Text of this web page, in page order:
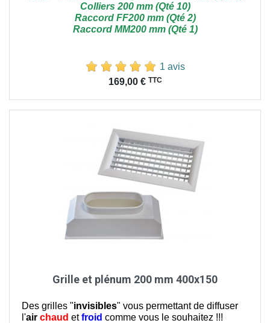
Colliers 200 mm (Qté 10)
Raccord FF200 mm (Qté 2)
Raccord MM200 mm (Qté 1)
1 avis
169,00 € TTC
Grille et plénum 200 mm 400x150
Des grilles "invisibles" vous permettant de diffuser
l'air chaud etfroid comme vous le souhaitez !!!